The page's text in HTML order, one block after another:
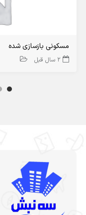
مسکونی بازسازی شده
2 سال قبل